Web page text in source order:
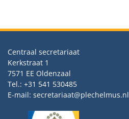
Centraal secretariaat
Kerkstraat 1
7571 EE Oldenzaal
Tel.: +31 541 530485
E-mail: secretariaat@plechelmus.nl